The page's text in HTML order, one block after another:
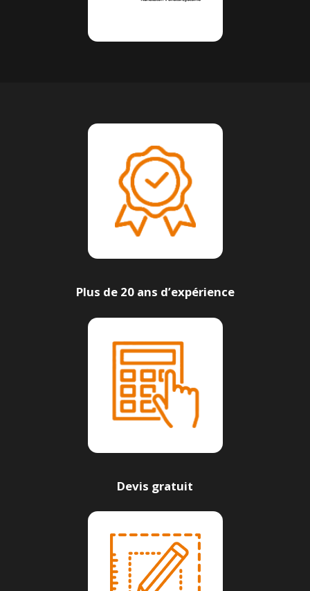
Plus de 20 ans d’expérience
Devis gratuit